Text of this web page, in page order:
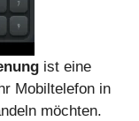
ist eine
Mobiltelefon in
möchten.